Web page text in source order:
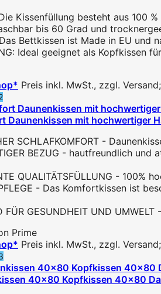
Kissenfüllung besteht aus 100
bis 60 Grad und
Bettkissen ist Made in EU und
Ideal geeignet als Kopfkissen
Preis inkl. MwSt., zzgl.
Daunenkissen mit hochwertiger
SCHLAFKOMFORT -
BEZUG - hautfreundlich
QUALITÄTSFÜLLUNG -
- Das Komfortkissen ist
FÜR GESUNDHEIT UND
Preis inkl. MwSt., zzgl.
40x80 Kopfkissen 40x80